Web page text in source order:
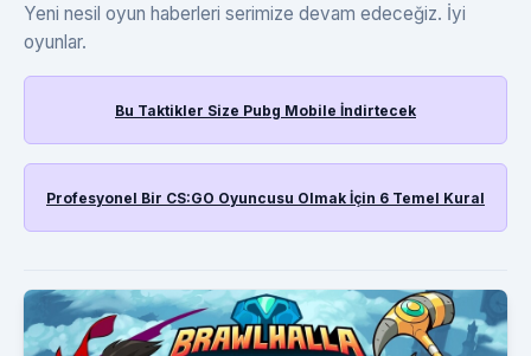
Yeni nesil oyun haberleri serimize devam edeceğiz. İyi
oyunlar.
Bu Taktikler Size Pubg Mobile İndirtecek
Profesyonel Bir CS:GO Oyuncusu Olmak İçin 6 Temel Kural